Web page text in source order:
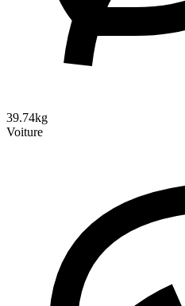
39.74kg
Voiture